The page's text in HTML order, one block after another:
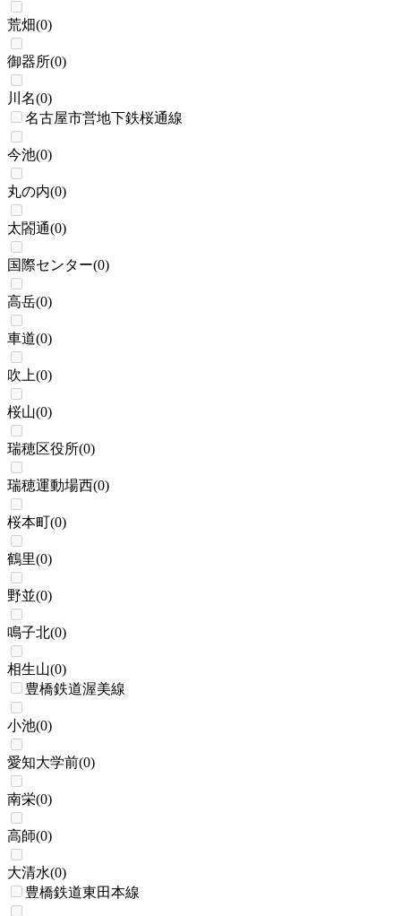
荒畑(0)
御器所(0)
川名(0)
名古屋市営地下鉄桜通線
今池(0)
丸の内(0)
太閤通(0)
国際センター(0)
高岳(0)
車道(0)
吹上(0)
桜山(0)
瑞穂区役所(0)
瑞穂運動場西(0)
桜本町(0)
鶴里(0)
野並(0)
鳴子北(0)
相生山(0)
豊橋鉄道渥美線
小池(0)
愛知大学前(0)
南栄(0)
高師(0)
大清水(0)
豊橋鉄道東田本線